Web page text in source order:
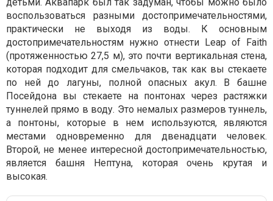
воспользоваться разными достопримечательностями,
практически не выходя из воды. К основным
достопримечательностям нужно отнести Leap of Faith
(протяженностью 27,5 м), это почти вертикальная стена,
которая подходит для смельчаков, так как вы стекаете
по ней до лагуны, полной опасных акул. В башне
Посейдона вы стекаете на понтонах через растяжки
туннелей прямо в воду. Это немалых размеров туннель,
а понтоны, которые в нем используются, являются
местами одновременно для двенадцати человек.
Второй, не менее интересной достопримечательностью,
является башня Нептуна, которая очень крутая и
высокая.